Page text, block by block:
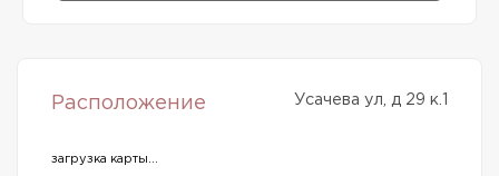
Расположение Усачева ул, д 29 к.1
загрузка карты...